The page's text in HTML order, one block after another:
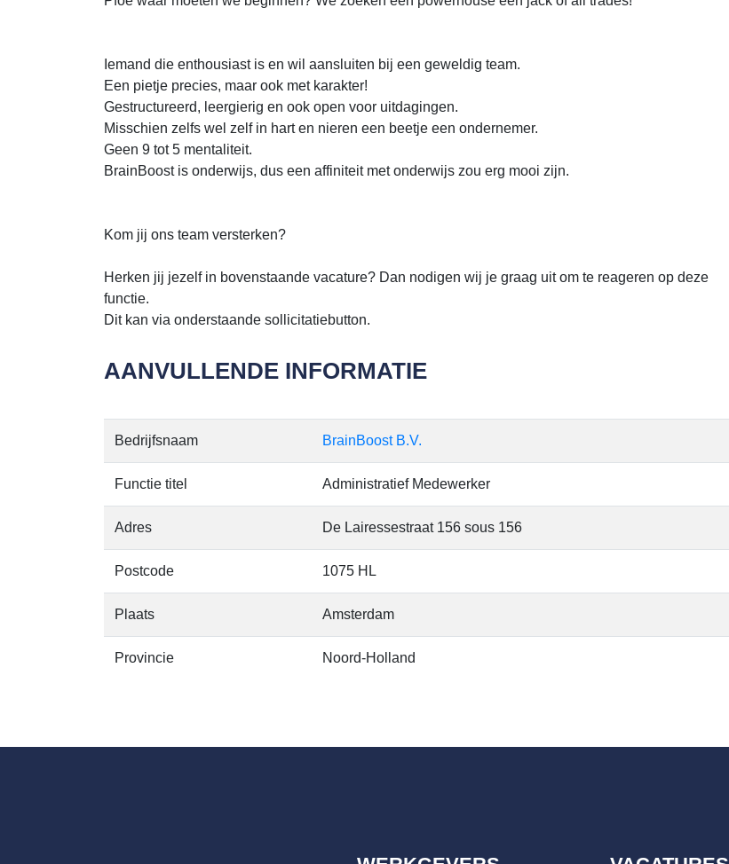
Iemand die enthousiast is en wil aansluiten bij een geweldig team.
Een pietje precies, maar ook met karakter!
Gestructureerd, leergierig en ook open voor uitdagingen.
Misschien zelfs wel zelf in hart en nieren een beetje een ondernemer.
Geen 9 tot 5 mentaliteit.
BrainBoost is onderwijs, dus een affiniteit met onderwijs zou erg mooi zijn.
Kom jij ons team versterken?
Herken jij jezelf in bovenstaande vacature? Dan nodigen wij je graag uit om te reageren op deze
functie.
Dit kan via onderstaande sollicitatiebutton.
AANVULLENDE INFORMATIE
Bedrijfsnaam BrainBoost B.V.
Functie titel Administratief Medewerker
Adres De Lairessestraat 156 sous 156
Postcode 1075 HL
Plaats Amsterdam
Provincie Noord-Holland